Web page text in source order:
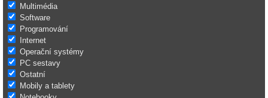
Multimédia
Software
Programování
Internet
Operační systémy
PC sestavy
Ostatní
Mobily a tablety